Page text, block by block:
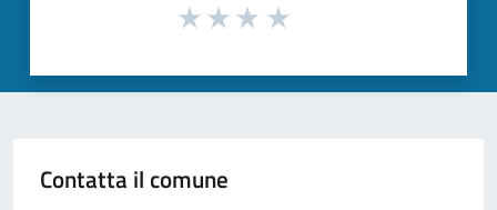
Contatta il comune